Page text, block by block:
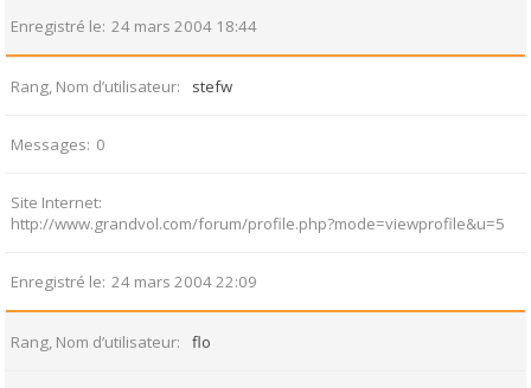
Enregistré le 24 mars 2004 18:44
Rang, Nom d’utilisateur stefw
Messages 0
Site Internet
http://www.grandvol.com/forum/profile.php?mode=viewprofile&u=5
Enregistré le 24 mars 2004 22:09
Rang, Nom d’utilisateur flo